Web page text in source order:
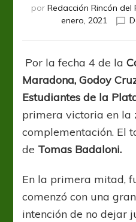
por Redacción Rincón del
enero, 2021
Por la fecha 4 de la
Maradona, Godoy
Estudiantes de la
primera victoria en la
complementación. El
de Tomas Badaloni.
En la primera mitad,
comenzó con una
intención de no dejar